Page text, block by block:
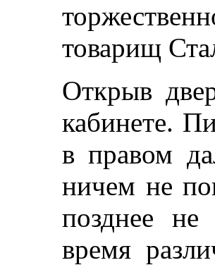
товарищ
Открыв
кабинете.
в правом
ничем не
позднее
время